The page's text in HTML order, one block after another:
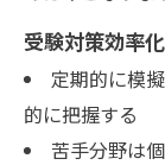
受験対策効率
定期的に模
的に把握する
苦手分野は